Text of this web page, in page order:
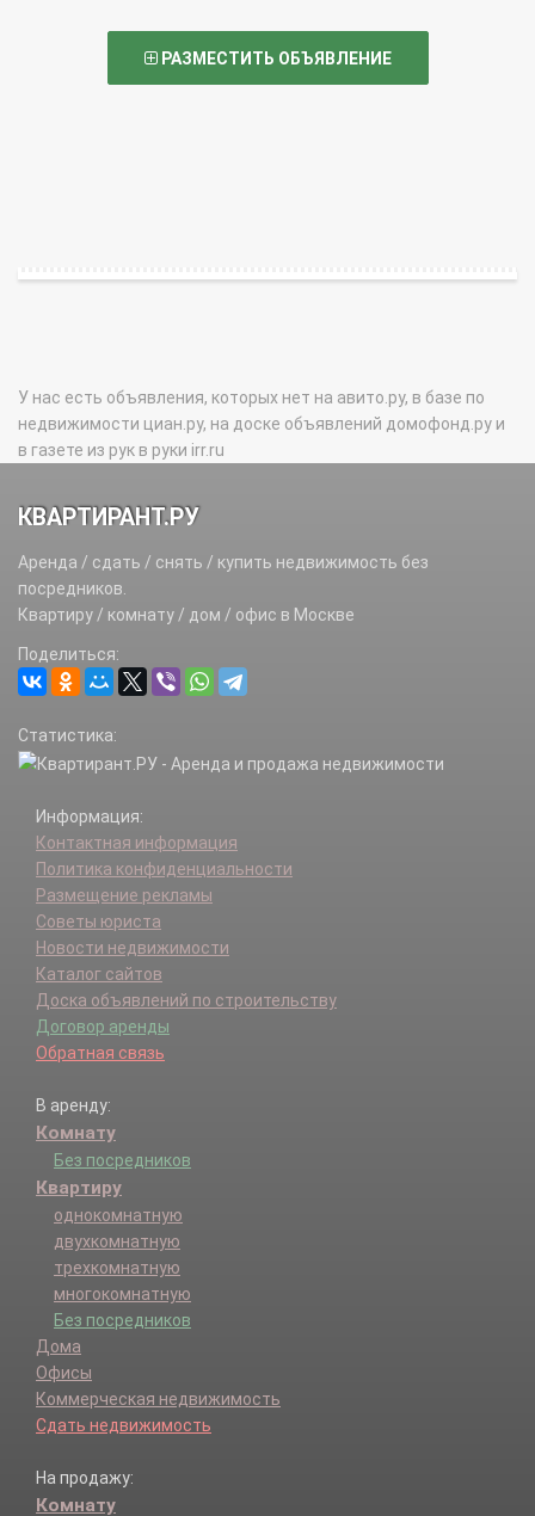
РАЗМЕСТИТЬ ОБЪЯВЛЕНИЕ
У нас есть объявления, которых нет на авито.ру, в базе по
недвижимости циан.ру, на доске объявлений домофонд.ру и
в газете из рук в руки irr.ru
КВАРТИРАНТ.РУ
Аренда / сдать / снять / купить недвижимость без
посредников.
Квартиру / комнату / дом / офис в Москве
Поделиться:
Статистика:
Информация:
Контактная информация
Политика конфиденциальности
Размещение рекламы
Советы юриста
Новости недвижимости
Каталог сайтов
Доска объявлений по строительству
Договор аренды
Обратная связь
В аренду:
Комнату
Без посредников
Квартиру
однокомнатную
двухкомнатную
трехкомнатную
многокомнатную
Без посредников
Дома
Офисы
Коммерческая недвижимость
Сдать недвижимость
На продажу:
Комнату